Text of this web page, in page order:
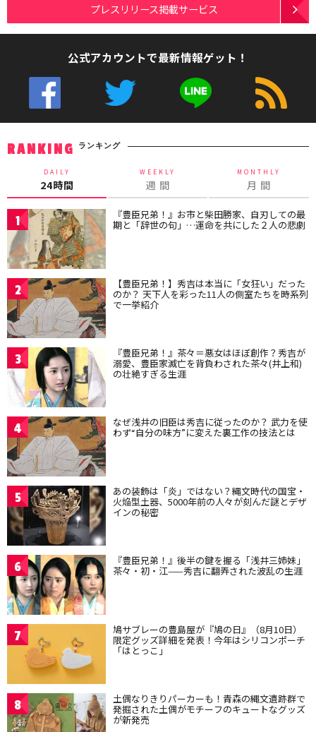
プレスリリース掲載サービス
公式アカウントで最新情報ゲット！
RANKING ランキング
DAILY
24時間
WEEKLY
週 間
MONTHLY
月 間
1 『豊臣兄弟！』お市と柴田勝家、自刃しての最
期と「辞世の句」…運命を共にした２人の悲劇
2 【豊臣兄弟！】秀吉は本当に「女狂い」だった
のか？ 天下人を彩った11人の側室たちを時系列
で一挙紹介
3 『豊臣兄弟！』茶々＝悪女はほぼ創作？秀吉が
溺愛、豊臣家滅亡を背負わされた茶々(井上和)
の壮絶すぎる生涯
4 なぜ浅井の旧臣は秀吉に従ったのか？ 武力を使
わず“自分の味方”に変えた裏工作の技法とは
5 あの装飾は「炎」ではない？縄文時代の国宝・
火焔型土器、5000年前の人々が刻んだ謎とデザ
インの秘密
6 『豊臣兄弟！』後半の鍵を握る「浅井三姉妹」
茶々・初・江——秀吉に翻弄された波乱の生涯
7 鳩サブレーの豊島屋が『鳩の日』（8月10日）
限定グッズ詳細を発表！今年はシリコンポーチ
「はとっこ」
8 土偶なりきりパーカーも！青森の縄文遺跡群で
発掘された土偶がモチーフのキュートなグッズ
が新発売